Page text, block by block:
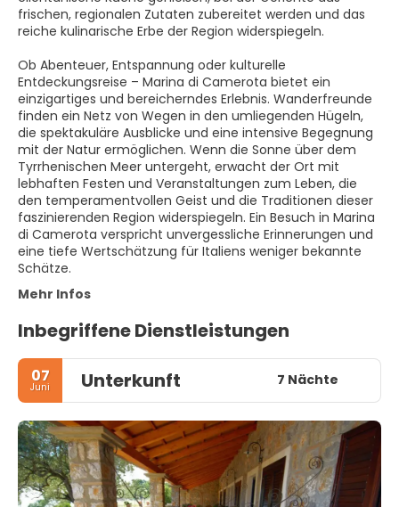
frischen, regionalen Zutaten zubereitet werden und das
reiche kulinarische Erbe der Region widerspiegeln.
Ob Abenteuer, Entspannung oder kulturelle
Entdeckungsreise – Marina di Camerota bietet ein
einzigartiges und bereicherndes Erlebnis. Wanderfreunde
finden ein Netz von Wegen in den umliegenden Hügeln,
die spektakuläre Ausblicke und eine intensive Begegnung
mit der Natur ermöglichen. Wenn die Sonne über dem
Tyrrhenischen Meer untergeht, erwacht der Ort mit
lebhaften Festen und Veranstaltungen zum Leben, die
den temperamentvollen Geist und die Traditionen dieser
faszinierenden Region widerspiegeln. Ein Besuch in Marina
di Camerota verspricht unvergessliche Erinnerungen und
eine tiefe Wertschätzung für Italiens weniger bekannte
Schätze.
Mehr Infos
Inbegriffene Dienstleistungen
07
Juni Unterkunft 7 Nächte